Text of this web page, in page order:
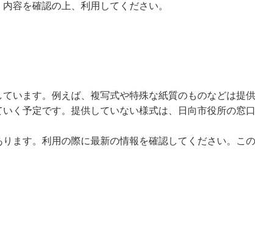
容を確認の上、利用してください。
います。例えば、複写式や特殊な紙質のものなどは提
く予定です。提供していない様式は、日向市役所の窓
ます。利用の際に最新の情報を確認してください。こ